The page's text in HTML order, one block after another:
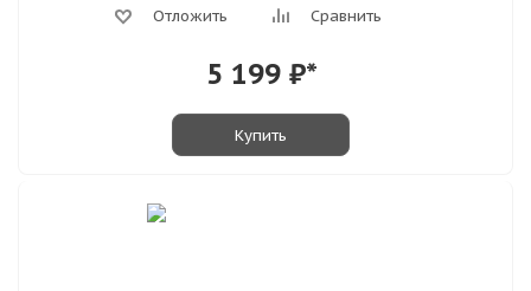
Отложить Сравнить
5 199₽*
Купить